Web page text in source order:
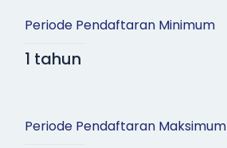
Periode Pendaftaran Minimum
1 tahun
Periode Pendaftaran Maksimum